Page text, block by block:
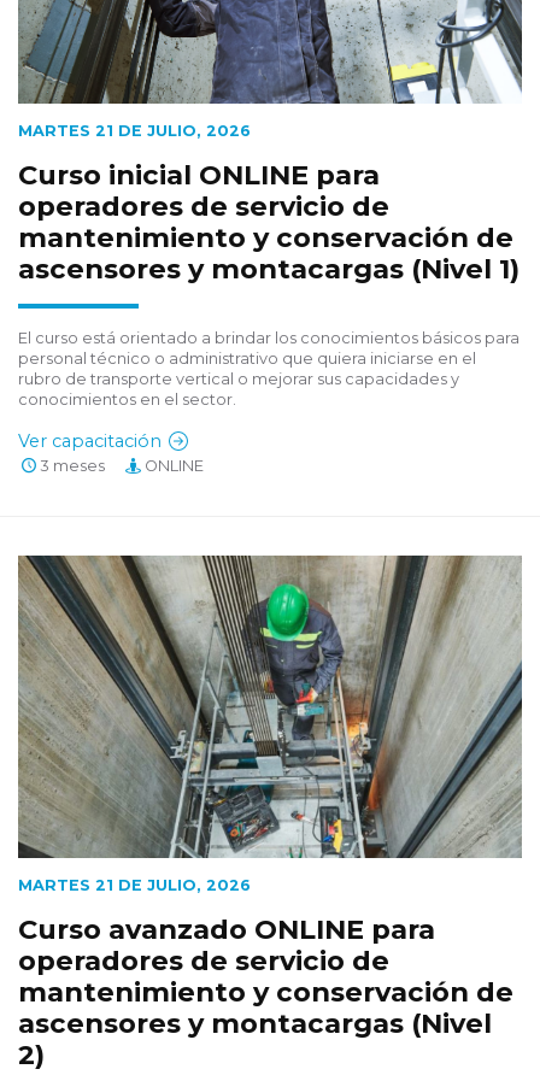
MARTES 21 DE JULIO, 2026
Curso inicial ONLINE para
operadores de servicio de
mantenimiento y conservación de
ascensores y montacargas (Nivel 1)
El curso está orientado a brindar los conocimientos básicos para
personal técnico o administrativo que quiera iniciarse en el
rubro de transporte vertical o mejorar sus capacidades y
conocimientos en el sector.
Ver capacitación
3 meses ONLINE
MARTES 21 DE JULIO, 2026
Curso avanzado ONLINE para
operadores de servicio de
mantenimiento y conservación de
ascensores y montacargas (Nivel
2)